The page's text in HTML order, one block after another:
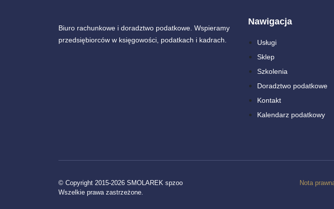
Biuro rachunkowe i doradztwo podatkowe. Wspieramy
przedsiębiorców w księgowości, podatkach i kadrach.
Nawigacja
Usługi
Sklep
Szkolenia
Doradztwo podatkowe
Kontakt
Kalendarz podatkowy
© Copyright 2015-2026 SMOLAREK spzoo
Wszelkie prawa zastrzeżone.
Nota